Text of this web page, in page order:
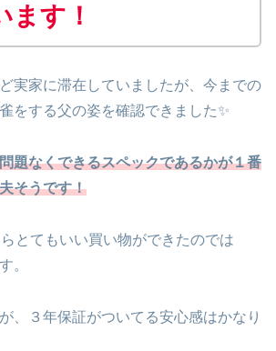
ます！
実家に滞在していましたが、今までの
をする父の姿を確認できました✨
題なくできるスペックであるかが１番
そうです！
とてもいい買い物ができたのでは
。
、３年保証がついてる安心感はかなり